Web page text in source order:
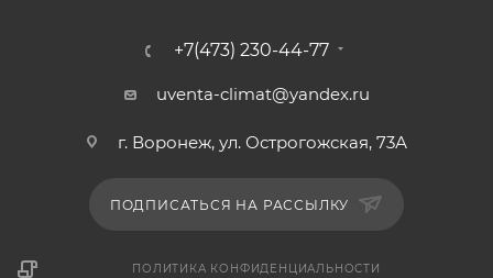
+7(473) 230-44-77
uventa-climat@yandex.ru
г. Воронеж, ул. Острогожская, 73А
ПОДПИСАТЬСЯ НА РАССЫЛКУ
ПОЛИТИКА КОНФИДЕНЦИАЛЬНОСТИ